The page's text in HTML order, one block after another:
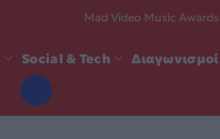
Mad Video Music Awards
Social & Tech Διαγωνισμοί